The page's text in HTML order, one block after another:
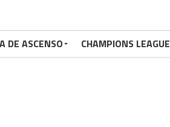
DE ASCENSO CHAMPIONS LEAGUE